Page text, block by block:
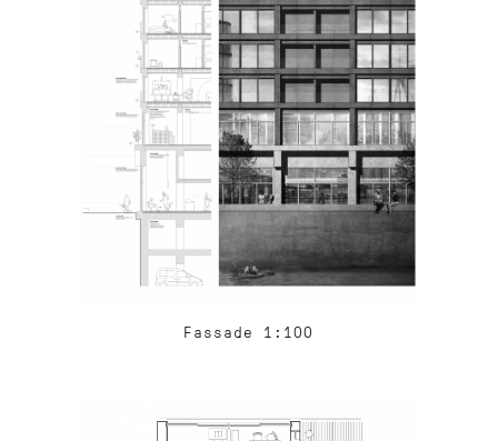
Fassade 1:100